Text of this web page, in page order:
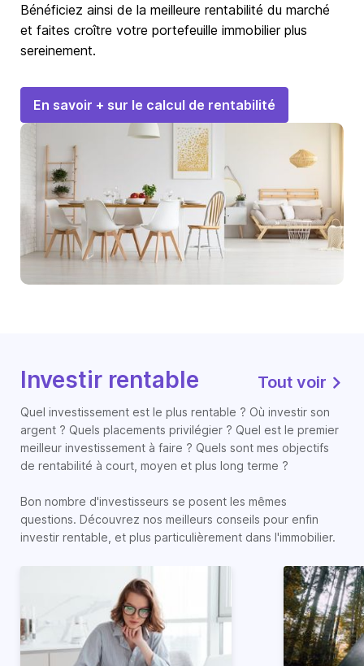
Bénéficiez ainsi de la meilleure rentabilité du marché
et faites croître votre portefeuille immobilier plus
sereinement.
En savoir + sur le calcul de rentabilité
Investir rentable Tout voir
Quel investissement est le plus rentable ? Où investir son
argent ? Quels placements privilégier ? Quel est le premier
meilleur investissement à faire ? Quels sont mes objectifs
de rentabilité à court, moyen et plus long terme ?
Bon nombre d'investisseurs se posent les mêmes
questions. Découvrez nos meilleurs conseils pour enfin
investir rentable, et plus particulièrement dans l'immobilier.